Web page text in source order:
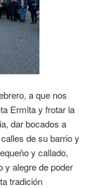
a que nos
Ermita y frotar la
dar bocados a
de su barrio y
y callado,
y alegre de poder
tradición